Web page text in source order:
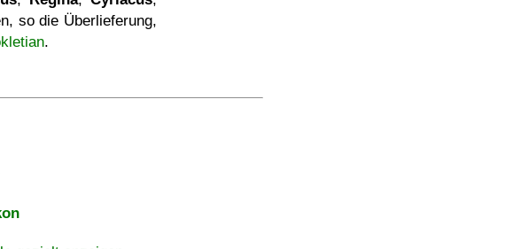
so die Überlieferung,
.